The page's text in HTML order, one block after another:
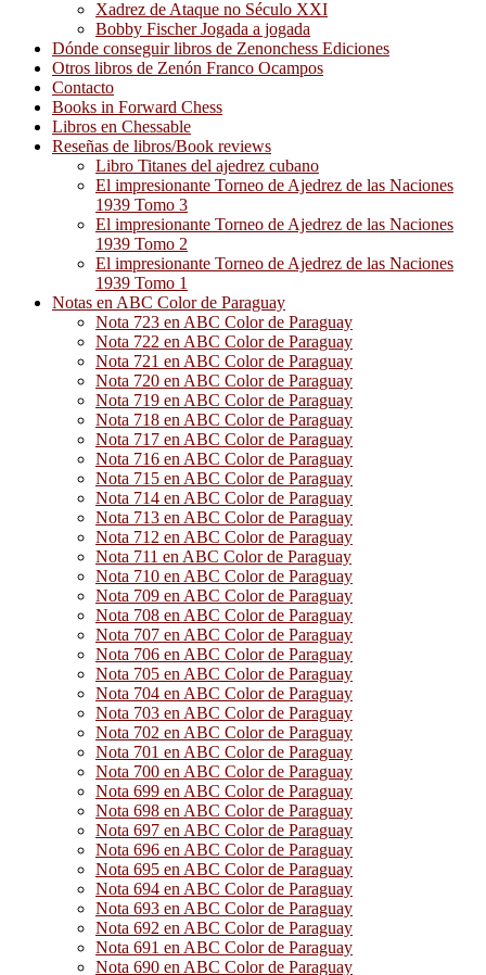
Xadrez de Ataque no Século XXI
Bobby Fischer Jogada a jogada
Dónde conseguir libros de Zenonchess Ediciones
Otros libros de Zenón Franco Ocampos
Contacto
Books in Forward Chess
Libros en Chessable
Reseñas de libros/Book reviews
Libro Titanes del ajedrez cubano
El impresionante Torneo de Ajedrez de las Naciones
1939 Tomo 3
El impresionante Torneo de Ajedrez de las Naciones
1939 Tomo 2
El impresionante Torneo de Ajedrez de las Naciones
1939 Tomo 1
Notas en ABC Color de Paraguay
Nota 723 en ABC Color de Paraguay
Nota 722 en ABC Color de Paraguay
Nota 721 en ABC Color de Paraguay
Nota 720 en ABC Color de Paraguay
Nota 719 en ABC Color de Paraguay
Nota 718 en ABC Color de Paraguay
Nota 717 en ABC Color de Paraguay
Nota 716 en ABC Color de Paraguay
Nota 715 en ABC Color de Paraguay
Nota 714 en ABC Color de Paraguay
Nota 713 en ABC Color de Paraguay
Nota 712 en ABC Color de Paraguay
Nota 711 en ABC Color de Paraguay
Nota 710 en ABC Color de Paraguay
Nota 709 en ABC Color de Paraguay
Nota 708 en ABC Color de Paraguay
Nota 707 en ABC Color de Paraguay
Nota 706 en ABC Color de Paraguay
Nota 705 en ABC Color de Paraguay
Nota 704 en ABC Color de Paraguay
Nota 703 en ABC Color de Paraguay
Nota 702 en ABC Color de Paraguay
Nota 701 en ABC Color de Paraguay
Nota 700 en ABC Color de Paraguay
Nota 699 en ABC Color de Paraguay
Nota 698 en ABC Color de Paraguay
Nota 697 en ABC Color de Paraguay
Nota 696 en ABC Color de Paraguay
Nota 695 en ABC Color de Paraguay
Nota 694 en ABC Color de Paraguay
Nota 693 en ABC Color de Paraguay
Nota 692 en ABC Color de Paraguay
Nota 691 en ABC Color de Paraguay
Nota 690 en ABC Color de Paraguay